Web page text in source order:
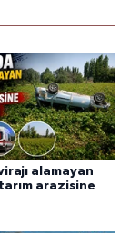
alamayan
arazisine